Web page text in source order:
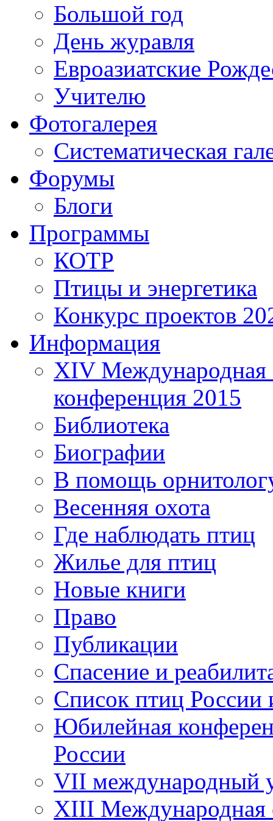
Большой год
День журавля
Евроазиатские
Учителю
Фотогалерея
Систематическая
Форумы
Блоги
Программы
КОТР
Птицы и энергетика
Конкурс проектов
Информация
XIV Международная
конференция 2015
Библиотека
Биографии
В помощь
Весенняя охота
Где наблюдать птиц
Жилье для птиц
Новые книги
Право
Публикации
Спасение и
Список птиц России
Юбилейная
России
VII международный
XIII Международная